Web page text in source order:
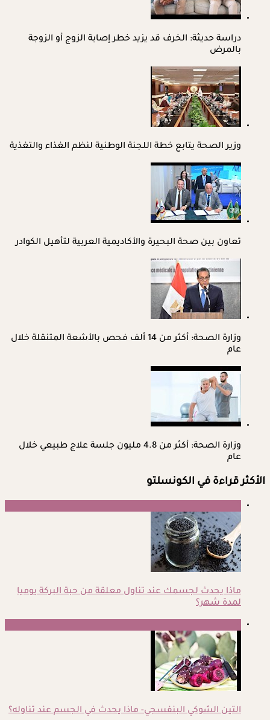
دراسة حديثة: الخرف قد يزيد خطر إصابة الزوج أو الزوجة
بالمرض
وزير الصحة يتابع خطة اللجنة الوطنية لنظم الغذاء والتغذية
تعاون بين صحة البحيرة والأكاديمية العربية لتأهيل الكوادر
وزارة الصحة: أكثر من 14 ألف فحص بالأشعة المتنقلة خلال
عام
وزارة الصحة: أكثر من 4.8 مليون جلسة علاج طبيعي خلال
عام
الأكثر قراءة في الكونسلتو
ماذا يحدث لجسمك عند تناول معلقة من حبة البركة يوميا
لمدة شهر؟
التين الشوكي البنفسجي- ماذا يحدث في الجسم عند تناوله؟